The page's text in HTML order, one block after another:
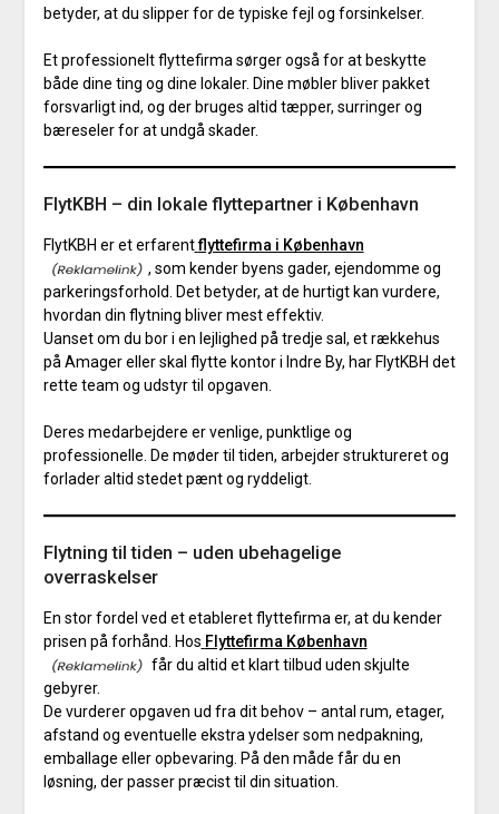
betyder, at du slipper for de typiske fejl og forsinkelser.
Et professionelt flyttefirma sørger også for at beskytte
både dine ting og dine lokaler. Dine møbler bliver pakket
forsvarligt ind, og der bruges altid tæpper, surringer og
bæreseler for at undgå skader.
FlytKBH – din lokale flyttepartner i København
FlytKBH er et erfarentflyttefirma i København
, som kender byens gader, ejendomme og
parkeringsforhold. Det betyder, at de hurtigt kan vurdere,
hvordan din flytning bliver mest effektiv.
Uanset om du bor i en lejlighed på tredje sal, et rækkehus
på Amager eller skal flytte kontor i Indre By, har FlytKBH det
rette team og udstyr til opgaven.
Deres medarbejdere er venlige, punktlige og
professionelle. De møder til tiden, arbejder struktureret og
forlader altid stedet pænt og ryddeligt.
Flytning til tiden – uden ubehagelige
overraskelser
En stor fordel ved et etableret flyttefirma er, at du kender
prisen på forhånd. Hos Flyttefirma København
får du altid et klart tilbud uden skjulte
gebyrer.
De vurderer opgaven ud fra dit behov – antal rum, etager,
afstand og eventuelle ekstra ydelser som nedpakning,
emballage eller opbevaring. På den måde får du en
løsning, der passer præcist til din situation.